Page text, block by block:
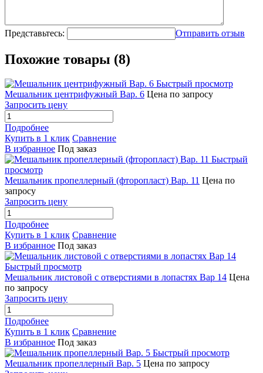
Представьтесь: Отправить отзыв
Похожие товары (8)
Быстрый просмотр
Мешальник центрифужный Вар. 6 Цена по запросу
Запросить цену
Подробнее
Купить в 1 клик Сравнение
В избранное Под заказ
Быстрый
просмотр
Мешальник пропеллерный (фторопласт) Вар. 11 Цена по
запросу
Запросить цену
Подробнее
Купить в 1 клик Сравнение
В избранное Под заказ
Быстрый просмотр
Мешальник листовой с отверстиями в лопастях Вар 14 Цена
по запросу
Запросить цену
Подробнее
Купить в 1 клик Сравнение
В избранное Под заказ
Быстрый просмотр
Мешальник пропеллерный Вар. 5 Цена по запросу